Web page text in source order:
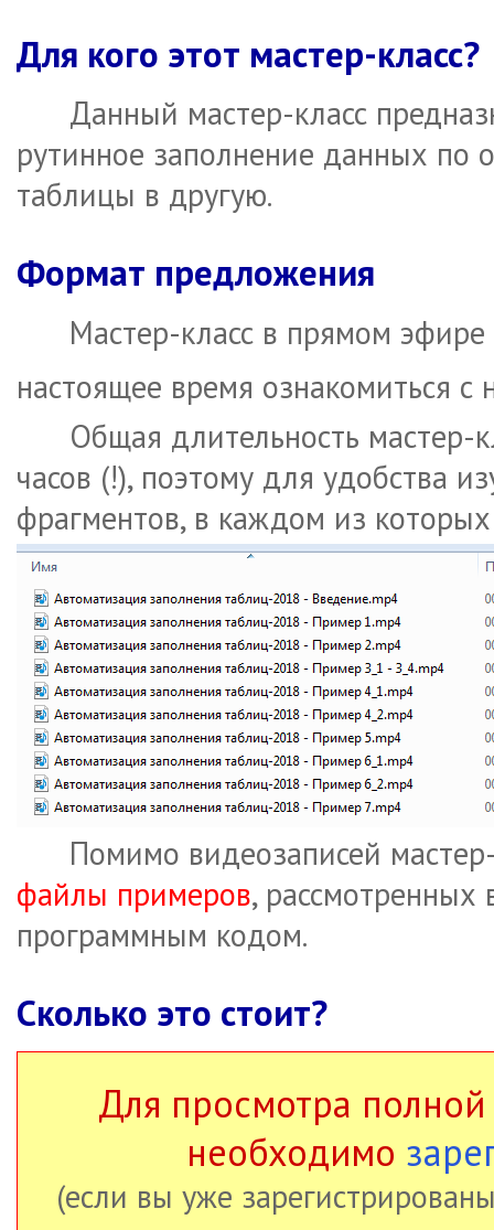
Для кого этот мастер-класс?
Данный мастер-класс
рутинное заполнение данных по
таблицы в другую.
Формат предложения
Мастер-класс в прямом
настоящее время ознакомиться
Общая длительность мастер-
часов (!), поэтому для удобства
фрагментов, в каждом из
Помимо видеозаписей
файлы примеров, рассмотренных
программным кодом.
Сколько это стоит?
Для просмотра
необходимо
(если вы уже